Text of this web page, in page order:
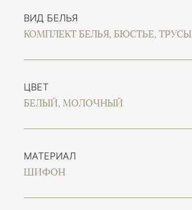
ВИД БЕЛЬЯ
КОМПЛЕКТ БЕЛЬЯ, БЮСТЬЕ, ТРУСЫ
ЦВЕТ
БЕЛЫЙ, МОЛОЧНЫЙ
МАТЕРИАЛ
ШИФОН